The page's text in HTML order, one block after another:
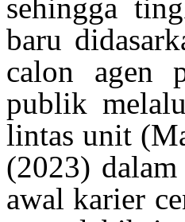
sehingga
baru
calon agen
publik
lintas unit
(2023)
awalkarier